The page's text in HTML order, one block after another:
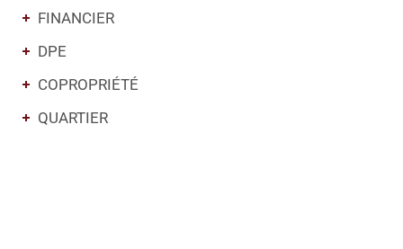
FINANCIER
DPE
COPROPRIÉTÉ
QUARTIER